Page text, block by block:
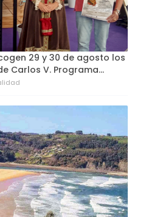
29 y 30 de agosto los
Carlos V. Programa…